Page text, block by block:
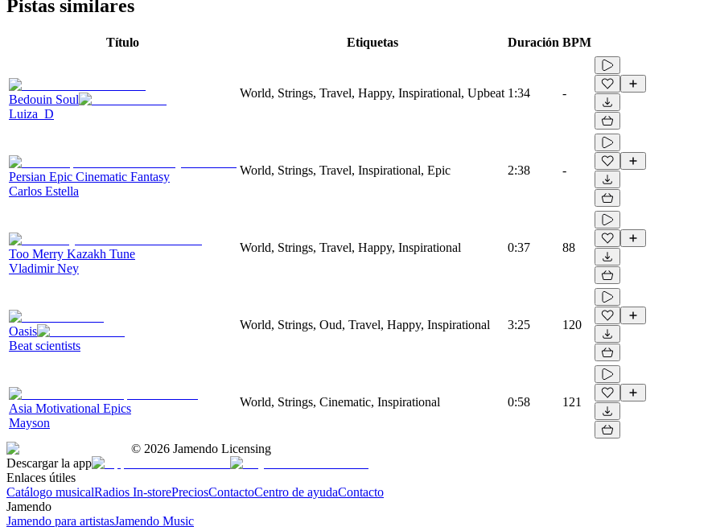
Pistas similares
Título Etiquetas Duración BPM
Bedouin Soul
Luiza_D
World, Strings, Travel, Happy, Inspirational, Upbeat 1:34 -
Persian Epic Cinematic Fantasy
Carlos Estella
World, Strings, Travel, Inspirational, Epic 2:38 -
Too Merry Kazakh Tune
Vladimir Ney
World, Strings, Travel, Happy, Inspirational 0:37 88
Oasis
Beat scientists
World, Strings, Oud, Travel, Happy, Inspirational 3:25 120
Asia Motivational Epics
Mayson
World, Strings, Cinematic, Inspirational 0:58 121
© 2026 Jamendo Licensing
Descargar la app
Enlaces útiles
Catálogo musicalRadios In-storePreciosContactoCentro de ayudaContacto
Jamendo
Jamendo para artistasJamendo Music